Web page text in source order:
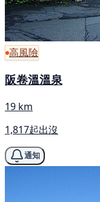
高風險
阪卷溫溫泉
19 km
1,817起出沒
通知